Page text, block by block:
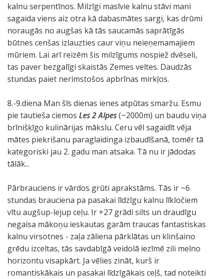
kalnu serpentīnos. Milzīgi masīvie kalnu stāvi mani
sagaida viens aiz otra kā dabasmātes sargi, kas drūmi
noraugās no augšas kā tās saucamās saprātīgās
būtnes cenšas izlauzties caur viņu neieņemamajiem
mūriem. Lai arī reizēm šis milzīgums nospiež dvēseli,
tas paver bezgalīgi skaistās Zemes veltes. Daudzās
stundas paiet nerimstošos apbrīnas mirkļos.
8.-9.diena Man šīs dienas ienes atpūtas smaržu. Esmu
pie tautieša ciemos Les 2 Alpes(~2000m) un baudu viņa
brīnišķīgo kulinārijas mākslu. Ceru vēl sagaidīt vēja
mātes piekrišanu paraglaidinga izbaudīšanā, tomēr tā
kategoriski jau 2. gadu man atsaka. Tā nu ir jādodas
tālāk...
Pārbrauciens ir vārdos grūti aprakstāms. Tās ir ~6
stundas brauciena pa pasakai līdzīgu kalnu līkločiem
vītu augšup-lejup ceļu. Ir +27 grādi silts un draudīgu
negaisa mākoņu ieskautas garām traucas fantastiskas
kalnu virsotnes - zaļa zāliena pārklātas un klinšaino
grēdu izceltas, tās savdabīgā veidolā iezīmē zili melno
horizontu visapkārt. Ja vēlies zināt, kurš ir
romantiskākais un pasakai līdzīgākais ceļš, tad noteikti